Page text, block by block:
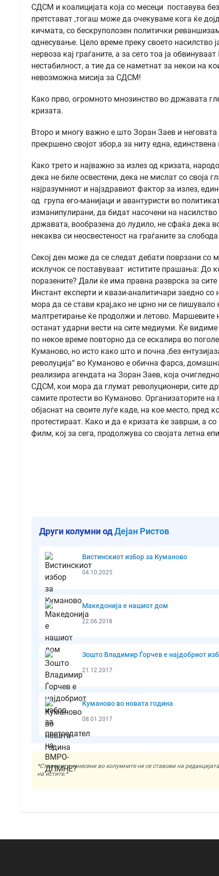
СДСМ и коалицијата која со месеци поставува
претстават ,тогаш може да очекуваме кога ќе
кичмата, со бескруполозен политички
однесување. Цело време преку своето насилство
нервоза кај граѓаните, а за сето тоа ја
нестабилност, а тие да се наметнат за некои на
невозможна мисија за СДСМ!
Како прво, огромното мнозинство во државата
кризата.
Второ и многу важно е што Зоран Заев и
прекршено својот збор,а за ниту една,
Како трето и најважно за излез од кризата,
дека не биле освестени, дека не мислат со своја
најразумниот и најздравиот фактор за излез,
од група его-манијаци и авантуристи во
изманипулирани, да бидат насочени на
државата, вообразена до лудило, не сфаќа дека
некаква си неосвестеност на граѓаните за
Секој ден може да се следат дебати поврзани со
исклучок се поставуваат иститите прашања: До
поразените? Дали ќе има правна разврска за
Инстант експерти и квази-аналитичари заедно
мора да се стави крај,ако не црно ни се
малтретирање ќе продолжи и летово. Маршевите
останат ударни вести на сите медиуми. Ќе видиме
по некое време повторно да се ескалира во
Куманово, но исто како што и почна ,без
револуција“ во Куманово е обична фарса,
реализира агендата на Зоран Заев, која
СДСМ, кои мора да глумат револуционери, сите
самите протести во Куманово. Организаторите
објаснат на своите луѓе каде, на кое место, пред
протестираат. Како и да е кризата ќе заврши, а
филм, кој за сега, продолжува со својата летна
Други колумни одДејан Ристов
Вистинскиот избор за Куманово
04.10.2025
Македонија е нашиот дом
22.06.2018
Зошто Владимир Ѓорчев е најдобриот
21.12.2017
Куманово во новата година
08.01.2017
*Ставовите изнесени во колумните не се ставови на
на истите.*